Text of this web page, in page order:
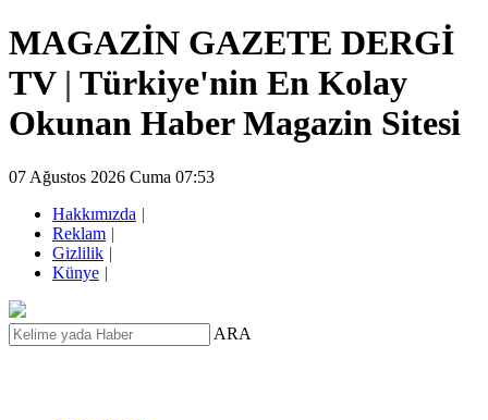
MAGAZİN GAZETE DERGİ
TV | Türkiye'nin En Kolay
Okunan Haber Magazin Sitesi
07 Ağustos 2026 Cuma 07:53
Hakkımızda |
Reklam |
Gizlilik |
Künye |
ARA